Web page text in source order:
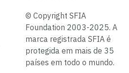
© Copyright SFIA
Foundation 2003-2025. A
marca registrada SFIA é
protegida em mais de 35
países em todo o mundo.